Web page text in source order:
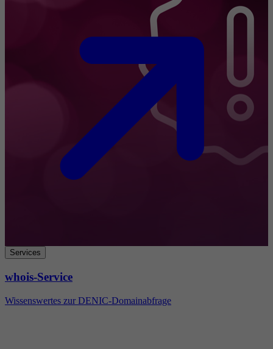
Services
whois-Service
Wissenswertes zur DENIC-Domainabfrage